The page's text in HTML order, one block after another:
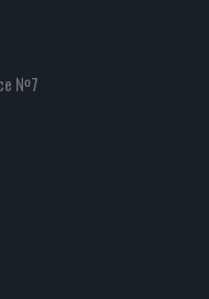
№7